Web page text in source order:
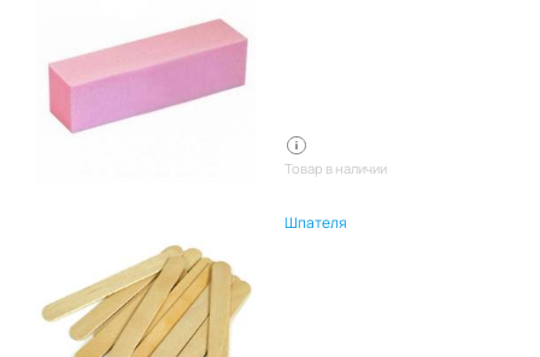
Товар в наличии
Шпателя